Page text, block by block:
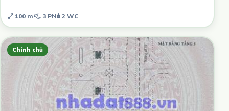
100 m² 3 PN 2 WC
Chính chủ